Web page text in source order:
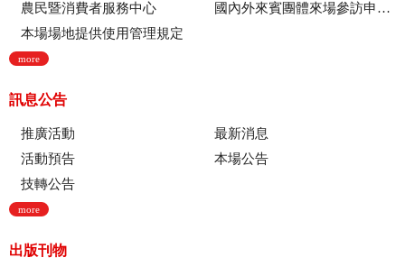
農民暨消費者服務中心
國內外來賓團體來場參訪申請流程
本場場地提供使用管理規定
more
訊息公告
推廣活動
最新消息
活動預告
本場公告
技轉公告
more
出版刊物